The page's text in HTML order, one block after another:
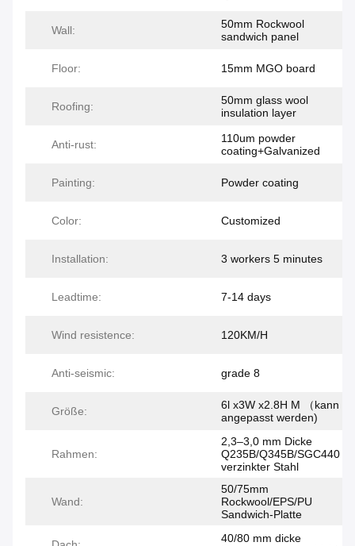
Wall:
50mm Rockwool
sandwich panel
Floor: 15mm MGO board
Roofing:
50mm glass wool
insulation layer
Anti-rust:
110um powder
coating+Galvanized
Painting: Powder coating
Color: Customized
Installation: 3 workers 5 minutes
Leadtime: 7-14 days
Wind resistence: 120KM/H
Anti-seismic: grade 8
Größe:
6l x3W x2.8H M （kann
angepasst werden)
Rahmen:
2,3–3,0 mm Dicke
Q235B/Q345B/SGC440
verzinkter Stahl
Wand:
50/75mm
Rockwool/EPS/PU
Sandwich-Platte
40/80 mm dicke